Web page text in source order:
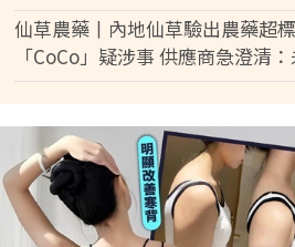
仙草農藥丨內地仙草驗出農藥超
「CoCo」疑涉事 供應商急澄清